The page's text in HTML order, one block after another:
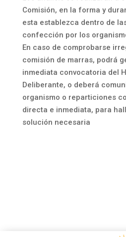
Comisión, en la forma y
esta establezca dentro de
confección por los
En caso de comprobarse
comisión de marras, podrá
inmediata convocatoria del
Deliberante, o deberá
organismo o reparticiones
directa e inmediata, para
solución necesaria